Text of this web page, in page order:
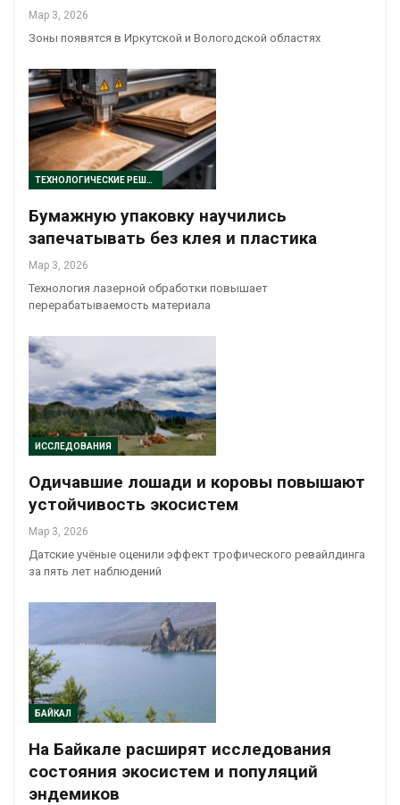
Мар 3, 2026
Зоны появятся в Иркутской и Вологодской областях
ТЕХНОЛОГИЧЕСКИЕ РЕШЕНИЯ
Бумажную упаковку научились
запечатывать без клея и пластика
Мар 3, 2026
Технология лазерной обработки повышает
перерабатываемость материала
ИССЛЕДОВАНИЯ
Одичавшие лошади и коровы повышают
устойчивость экосистем
Мар 3, 2026
Датские учёные оценили эффект трофического ревайлдинга
за пять лет наблюдений
БАЙКАЛ
На Байкале расширят исследования
состояния экосистем и популяций
эндемиков